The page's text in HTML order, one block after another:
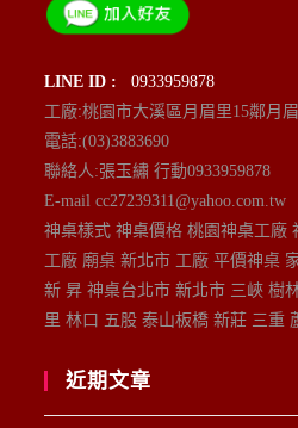
LINE ID :
0933959878
工廠:桃園市大溪區月眉里15鄰月
電話:(03)3883690
聯絡人:張玉繡 行動0933959878
E-mail cc27239311@yahoo.com.tw
神桌樣式 神桌價格 桃園神桌工廠
工廠 廟桌 新北市 工廠 平價神桌
新 昇 神桌台北市 新北市 三峽 樹
里 林口 五股 泰山板橋 新莊 三重
近期文章